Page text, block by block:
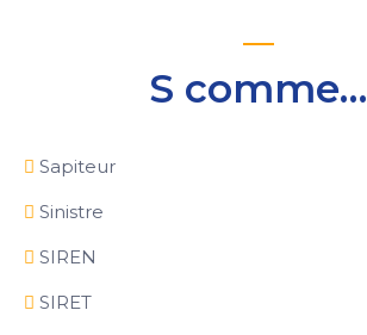
S comme…
Sapiteur
Sinistre
SIREN
SIRET